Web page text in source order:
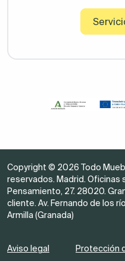
Copyright © 2026 Todo
reservados. Madrid. Oficinas
Pensamiento, 27. 28020.
cliente. Av. Fernando de los
Armilla (Granada)
Aviso legal Protección